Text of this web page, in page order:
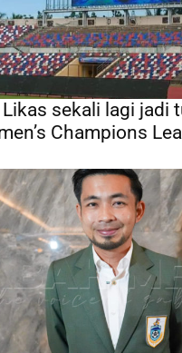
sekali lagi jadi
Champions